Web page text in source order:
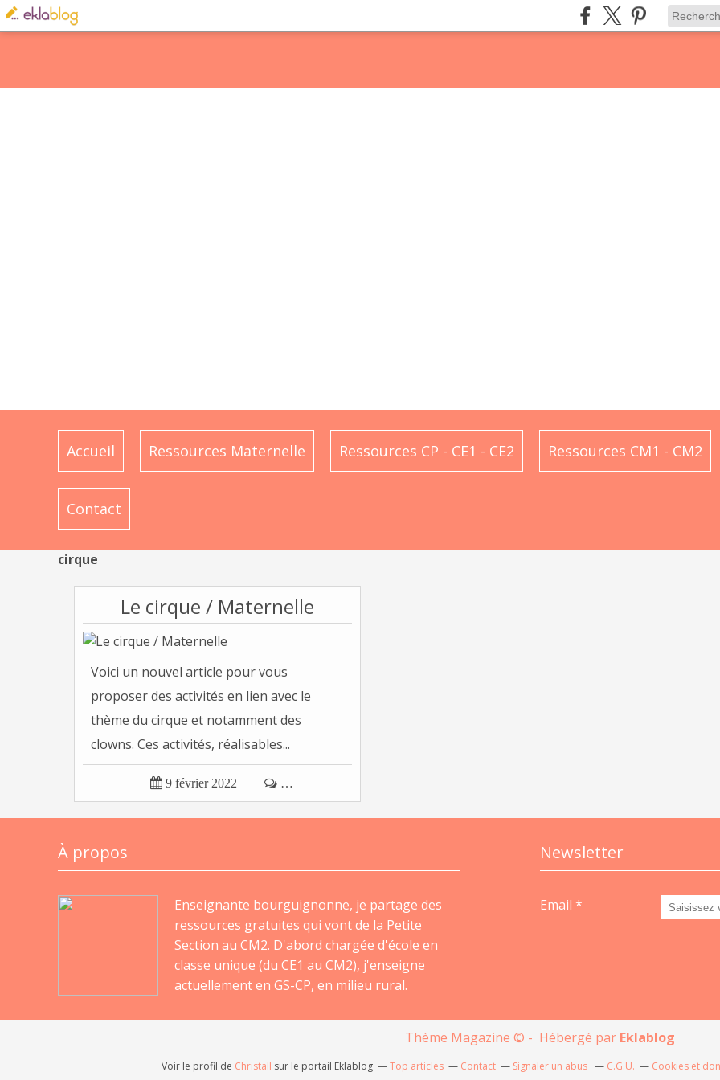
Accueil Ressources Maternelle Ressources CP - CE1 - CE2 Ressources CM1 - CM2
Contact
cirque
Le cirque / Maternelle
Voici un nouvel article pour vous
proposer des activités en lien avec le
thème du cirque et notamment des
clowns. Ces activités, réalisables...
 9 février 2022  …
À propos
Enseignante bourguignonne, je partage des
ressources gratuites qui vont de la Petite
Section au CM2. D'abord chargée d'école en
classe unique (du CE1 au CM2), j'enseigne
actuellement en GS-CP, en milieu rural.
Newsletter
Email
Thème Magazine © - Hébergé par Eklablog
Voir le profil de Christall sur le portail Eklablog Top articles Contact Signaler un abus C.G.U. Cookies et